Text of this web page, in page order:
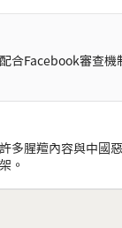
合Facebook審查機
多腥羶內容與中國
。